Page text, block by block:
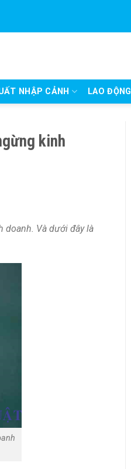
NHẬP CẢNH LAO ĐỘNG
kinh
doanh. Và dưới đây là